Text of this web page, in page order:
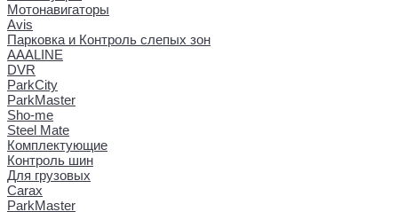
Мотонавигаторы
Avis
Парковка и Контроль слепых зон
AAALINE
DVR
ParkCity
ParkMaster
Sho-me
Steel Mate
Комплектующие
Контроль шин
Для грузовых
Carax
ParkMaster